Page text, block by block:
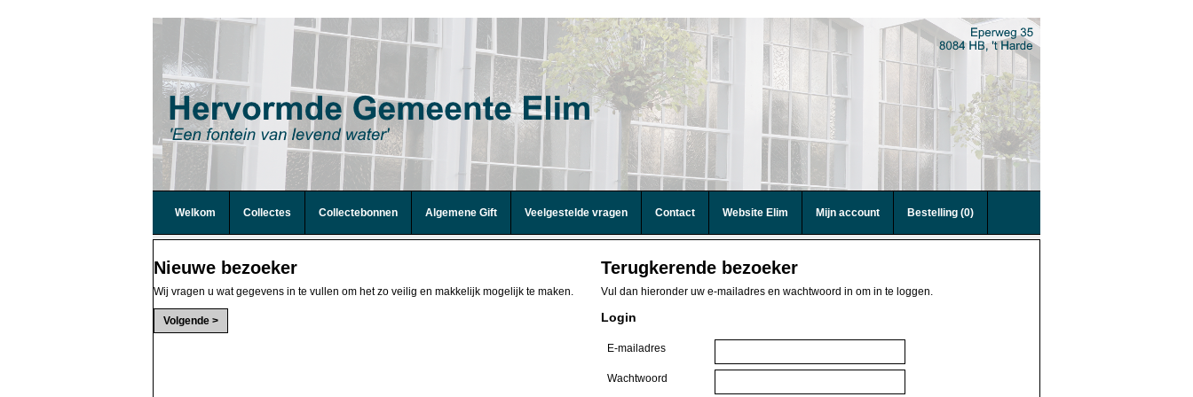
Welkom Collectes Collectebonnen Algemene Gift Veelgestelde vragen Contact Website Elim Mijn account Bestelling (0)
Nieuwe bezoeker
Wij vragen u wat gegevens in te vullen om het zo veilig en makkelijk mogelijk te maken.
Terugkerende bezoeker
Vul dan hieronder uw e-mailadres en wachtwoord in om in te loggen.
Login
E-mailadres
Wachtwoord